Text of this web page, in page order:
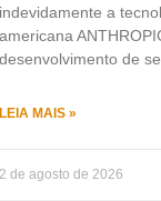
indevidamente a
americana
desenvolvimento de
LEIA MAIS »
2 de agosto de 2026